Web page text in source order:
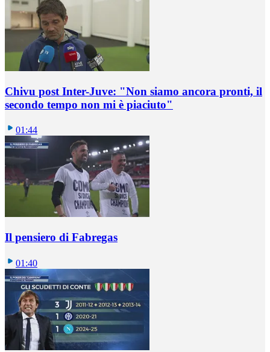
Chivu post Inter-Juve: "Non siamo ancora pronti, il
secondo tempo non mi è piaciuto"
01:44
Il pensiero di Fabregas
01:40